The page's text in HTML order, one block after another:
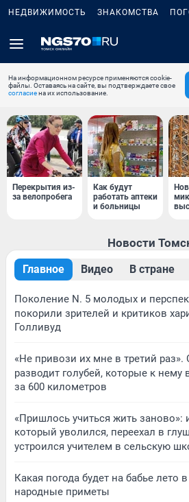
НЕДВИЖИМОСТЬ ЗНАКОМСТВА
На информационном ресурсе применяются cookie-
файлы. Оставаясь на сайте, вы подтверждаете свое
согласиена их использование.
Перекрытия из-
за велопробега
Как будут
работать аптеки
и больницы
Новости
Главное Видео В стране
Поколение N. 5 молодых и
покорили зрителей и критиков
Голливуд
«Не привози их мне в третий
разводит голубей, которые к
за 600 километров
«Пришлось учиться жить заново»:
который уволился, переехал в
устроился учителем в сельскую
Какая погода будет на бабье лето
народные приметы